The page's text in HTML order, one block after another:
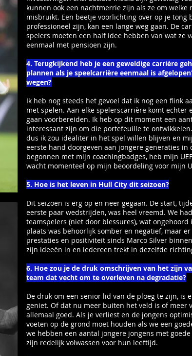
kunnen ook een nachtmerrie zijn als ze om welke
misbruikt. Een beetje voorlichting over op je tong
professioneel zijn, kan een lange weg gaan. De
spelers moeten een half idee hebben van wat ze
eenmaal met pensioen zijn.
4. Terugkijkend heb je een geweldige carrière
plannen als je speelcarrière eenmaal is
wegen?
Ik heb nog steeds het gevoel dat ik nog een flink
met spelen. Aan elke spelerscarrière komt echter
gaan voorbereiden. Ik heb op dit moment een
interessant zijn om die portefeuille te
dus ik zou idealiter in het spel willen blijven en
eerste hand doorgeven aan jongere generaties in
begonnen met mijn coachingbadges, heb mijn
wacht momenteel op mijn beoordeling voor mijn
5. Hoe is het leven in Hull City dit seizoen?
Dit seizoen is erg op en neer gegaan. De start,
eerste paar wedstrijden, was heel vreemd. We
teamspelers (niet door blessures), wat ongehoord
plaats was behoorlijk somber en negatief, maar
prestaties en positiviteit sinds Marco Silver
zijn ideeën in en iedereen trekt in dezelfde
6. Hoe zou je de druk omschrijven van het zijn
team dat vecht om te overleven na degradatie?
De druk om een ​​senior lid van de ploeg te zijn, is
geniet. Of dat nu meer buiten het veld is of meer
allemaal goed. Als je verliest en de jongens
voeten op de grond moet houden als we een
we hebben een aantal jongere jongens met
zijn redelijk volwassen voor hun leeftijd.